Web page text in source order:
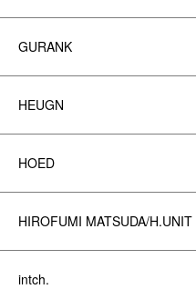
GURANK
HEUGN
HOED
HIROFUMI MATSUDA/H.UNIT
intch.